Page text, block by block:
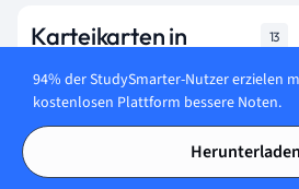
Karteikarten in
13
Lerne jetzt
94% der StudySmarter-Nutzer erzielen
kostenlosen Plattform bessere Noten.
Herunterladen